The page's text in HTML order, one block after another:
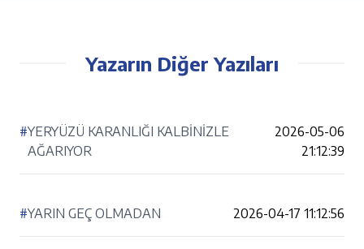
Yazarın Diğer Yazıları
#YERYÜZÜ KARANLIĞI KALBİNİZLE
AĞARIYOR
2026-05-06
21:12:39
#YARIN GEÇ OLMADAN 2026-04-17 11:12:56